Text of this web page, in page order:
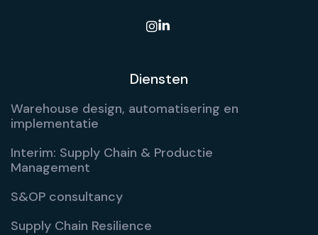

Diensten
Warehouse design, automatisering en
implementatie
Interim: Supply Chain & Productie
Management
S&OP consultancy
Supply Chain Resilience